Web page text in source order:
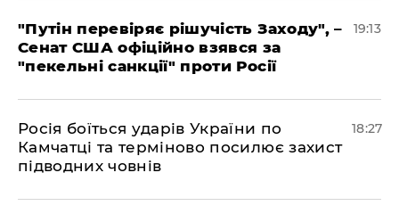
​"Путін перевіряє рішучість Заходу", –
Сенат США офіційно взявся за
"пекельні санкції" проти Росії
19:13
​Росія боїться ударів України по
Камчатці та терміново посилює захист
підводних човнів
18:27